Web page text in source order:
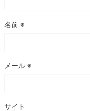
名前 ※
メール ※
サイト